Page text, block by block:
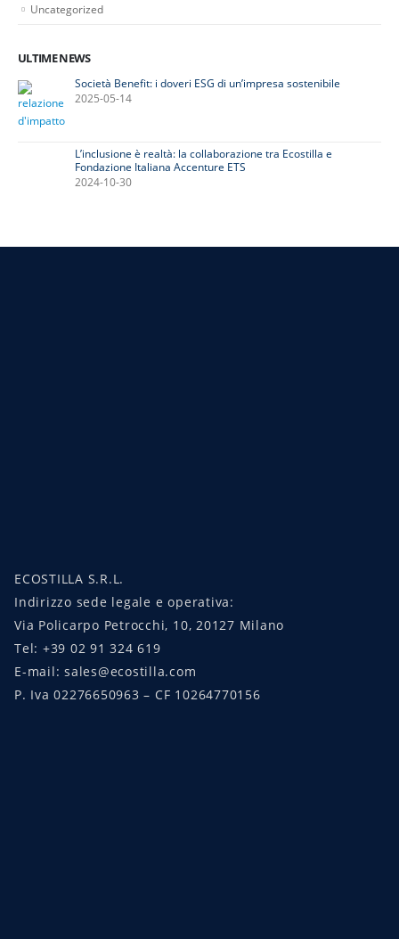
Uncategorized
ULTIME NEWS
Società Benefit: i doveri ESG di un’impresa sostenibile
2025-05-14
L’inclusione è realtà: la collaborazione tra Ecostilla e
Fondazione Italiana Accenture ETS
2024-10-30
ECOSTILLA S.R.L.
Indirizzo sede legale e operativa:
Via Policarpo Petrocchi, 10, 20127 Milano
Tel: +39 02 91 324 619
E-mail: sales@ecostilla.com
P. Iva 02276650963 – CF 10264770156